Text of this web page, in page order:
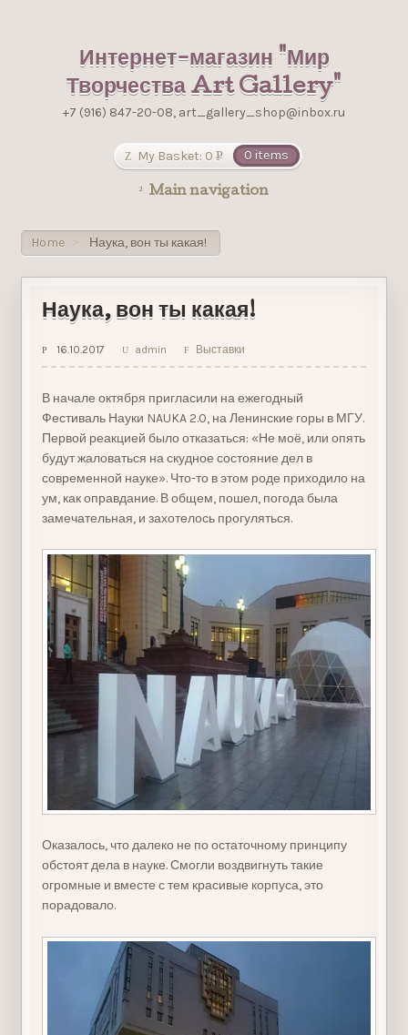
Интернет-магазин "Мир
Творчества Art Gallery"
+7 (916) 847-20-08, art_gallery_shop@inbox.ru
My Basket: 0Р
0 items
Main navigation
Home > Наука, вон ты какая!
Наука, вон ты какая!
16.10.2017 admin Выставки
В начале октября пригласили на ежегодный
Фестиваль Науки NAUKA 2.0, на Ленинские горы в МГУ.
Первой реакцией было отказаться: «Не моё, или опять
будут жаловаться на скудное состояние дел в
современной науке». Что-то в этом роде приходило на
ум, как оправдание. В общем, пошел, погода была
замечательная, и захотелось прогуляться.
Оказалось, что далеко не по остаточному принципу
обстоят дела в науке. Смогли воздвигнуть такие
огромные и вместе с тем красивые корпуса, это
порадовало.